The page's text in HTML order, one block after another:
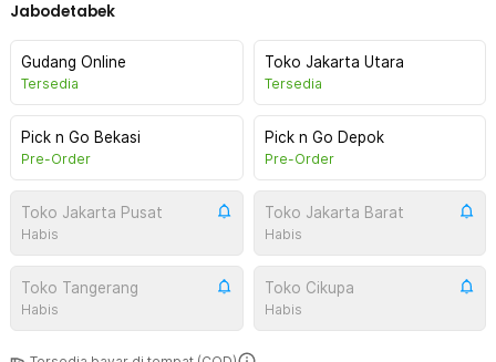
Jabodetabek
Gudang Online
Tersedia
Toko Jakarta Utara
Tersedia
Pick n Go Bekasi
Pre-Order
Pick n Go Depok
Pre-Order
Toko Jakarta Pusat
Habis
Toko Jakarta Barat
Habis
Toko Tangerang
Habis
Toko Cikupa
Habis